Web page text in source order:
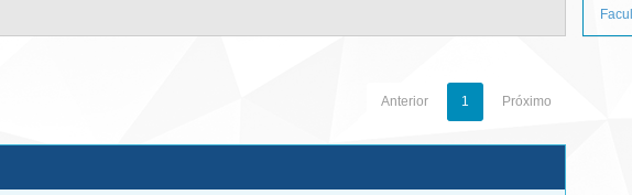
Anterior 1 Próximo